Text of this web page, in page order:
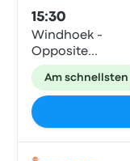
15:30
Windhoek -
Opposite
Intercape
office
Am schnellsten